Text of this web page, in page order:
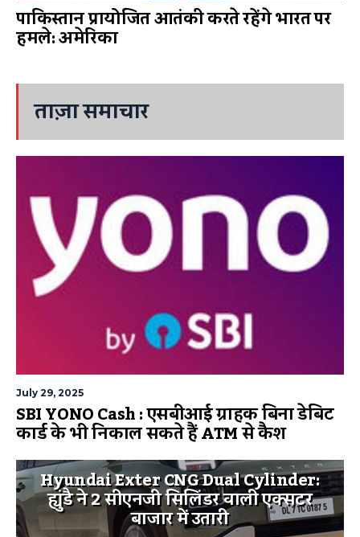
पाकिस्तान प्रायोजित आतंकी करते रहेंगे भारत पर
हमले: अमेरिका
ताज़ा समाचार
July 29, 2025
SBI YONO Cash : एसबीआई ग्राहक बिना डेबिट
कार्ड के भी निकाल सकते हैं ATM से कैश
Hyundai Exter CNG Dual Cylinder:
ह्युंडै ने 2 सीएनजी सिलिंडर वाली एक्सटर
बाजार में उतारी